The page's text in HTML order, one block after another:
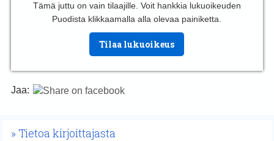
Tämä juttu on vain tilaajille. Voit hankkia lukuoikeuden
Puodista klikkaamalla alla olevaa painiketta.
Tilaa lukuoikeus
Jaa:
Tietoa kirjoittajasta